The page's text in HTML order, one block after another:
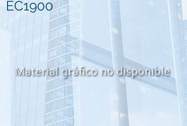
EC1900